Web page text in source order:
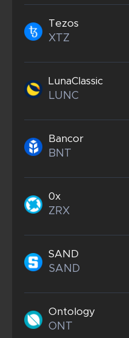
Tezos
XTZ
LunaClassic
LUNC
Bancor
BNT
0x
ZRX
SAND
SAND
Ontology
ONT